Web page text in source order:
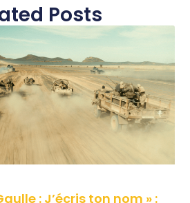
Posts
: J’écris ton nom » :